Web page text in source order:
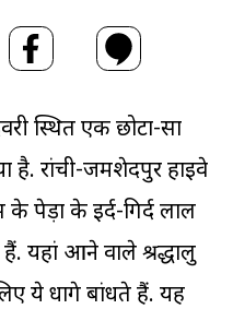
स्थित एक छोटा-सा
है. रांची-जमशेदपुर हाइवे
पेड़ों के इर्द-गिर्द लाल
यहां आने वाले श्रद्धालु
ये धागे बांधते हैं. यह